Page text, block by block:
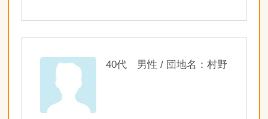
40代 男性 / 団地名：村野